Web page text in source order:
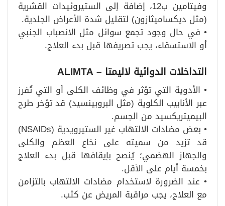
وفيتامين ب12، إضافة إلى الستيروئيدات القشرية
(مثل ديكساميثازون) لتقليل شدة الأعراض الجلدية.
• في حال وجود تجمع سوائل مثل الانصباب الجنبي
أو الاستسقاء، يجب تصريفها قبل بدء العلاج.
التداخلات الدوائية لاليمتا – ALIMTA
• الأدوية التي تؤثر في وظائف الكلى أو التي تُفرز
عبر الأنابيب الكلوية (مثل البروبينسيد) قد تؤخر طرح
البيميتريكسيد من الجسم.
• بعض مضادات الالتهاب غير الستيرويدية (NSAIDs)
قد تزيد من سميته على نخاع العظم والكلى
والجهاز الهضمي؛ يُنصح بإيقافها قبل بدء العلاج
بخمسة أيام على الأقل.
• عند الضرورة لاستخدام مضادات الالتهاب بالتزامن
مع العلاج، يجب مراقبة المريض عن كثب.